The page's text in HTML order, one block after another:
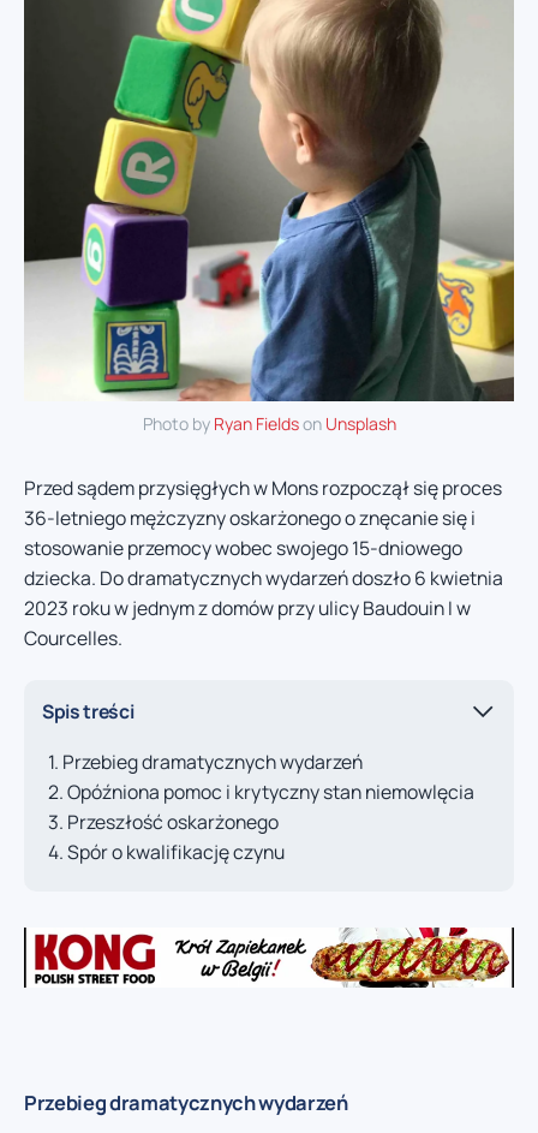
Photo by Ryan Fieldson Unsplash
Przed sądem przysięgłych w Mons rozpoczął się proces
36-letniego mężczyzny oskarżonego o znęcanie się i
stosowanie przemocy wobec swojego 15-dniowego
dziecka. Do dramatycznych wydarzeń doszło 6 kwietnia
2023 roku w jednym z domów przy ulicy Baudouin I w
Courcelles.
Spis treści
Przebieg dramatycznych wydarzeń
Opóźniona pomoc i krytyczny stan niemowlęcia
Przeszłość oskarżonego
Spór o kwalifikację czynu
Przebieg dramatycznych wydarzeń